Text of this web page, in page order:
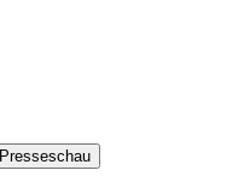
Presseschau